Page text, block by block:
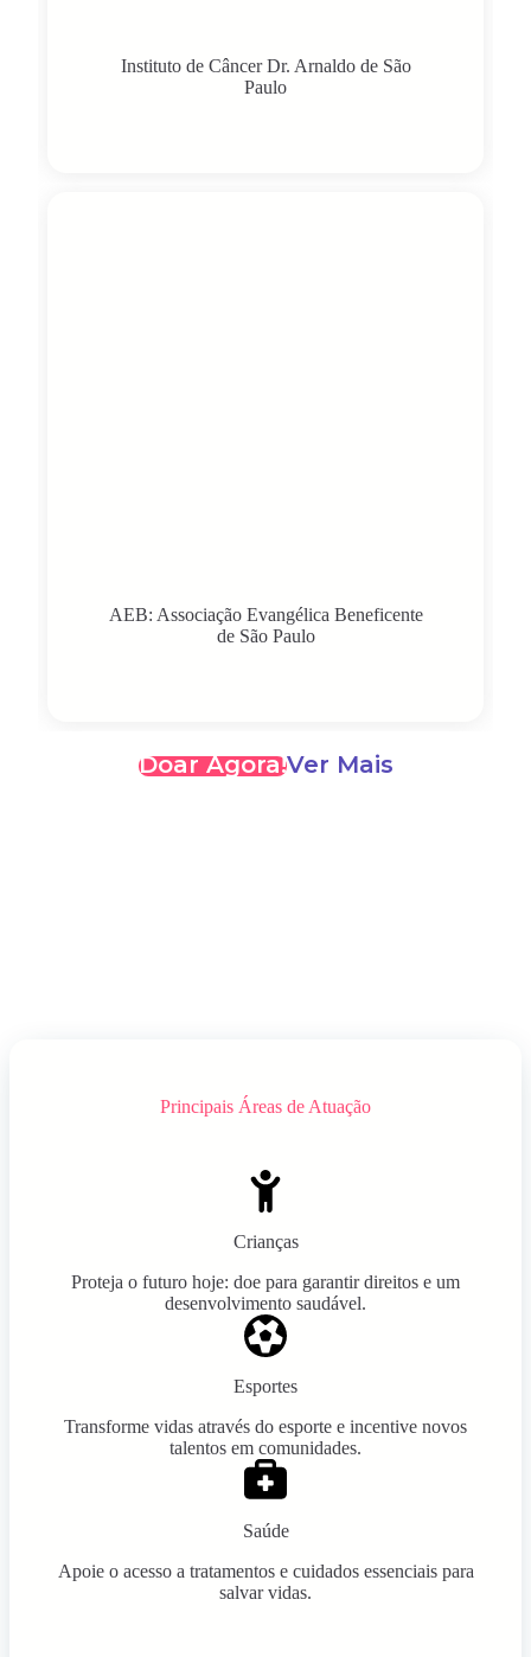
Instituto de Câncer Dr. Arnaldo de São
Paulo
AEB: Associação Evangélica Beneficente
de São Paulo
Doar Agora!Ver Mais
Principais Áreas de Atuação
Crianças
Proteja o futuro hoje: doe para garantir direitos e um
desenvolvimento saudável.
Esportes
Transforme vidas através do esporte e incentive novos
talentos em comunidades.
Saúde
Apoie o acesso a tratamentos e cuidados essenciais para
salvar vidas.